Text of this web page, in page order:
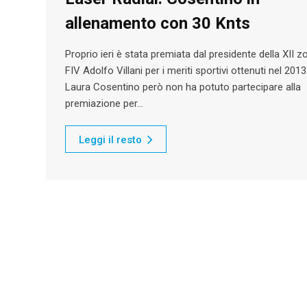
allenamento con 30 Knts
Proprio ieri è stata premiata dal presidente della XII
FIV Adolfo Villani per i meriti sportivi ottenuti nel 2013.
Laura Cosentino però non ha potuto partecipare alla
premiazione per…
Leggi il resto